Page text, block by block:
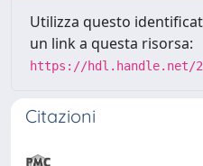
Utilizza questo
un link a questa risorsa:
https://hdl.handle.net/
Citazioni